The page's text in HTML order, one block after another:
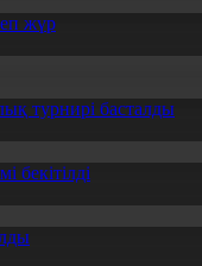
жүр
турнирі басталды
бекітілді